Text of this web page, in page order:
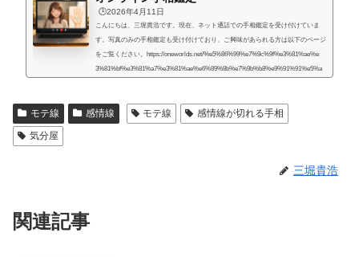
🕒️2026年4月11日
こんにちは、三堀貴浩です。現在、ネット通話での手相鑑定を受け付けていま
す。写真のみの手相鑑定も受け付けており、ご興味があられる方は以下のページ
をご覧ください。https://oneworlds.net/%e5%86%99%e7%9c%9f%e3%81%ae%e
3%81%bf%e3%81%a7%e3%81%ae%e6%89%8b%e7%9b%b8%e9%91%91%e5%a
識や人生を取り巻く法則を教えてもらったときに、人生で起こることには、想像
モテ線 感情線 モテ線
感情線が切れる手相
気分屋
三堀貴浩
関連記事